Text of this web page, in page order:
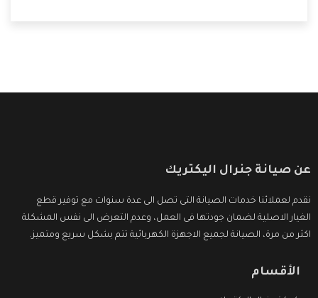
عن صيانة جنرال اليكتريك
نقدم لعملائنا خدمات الصيانة التى تصل الى عدة سنوات مع توفير قطع
الغيار الاصلية لضمان جودتها فى العمل، وعدم التعرض الى نفس المشكلة
اكثر من مرة، الصيانة لجميع الاجهزة الكهربائية تتم بشكل سريع ومتميز.
الأقسام